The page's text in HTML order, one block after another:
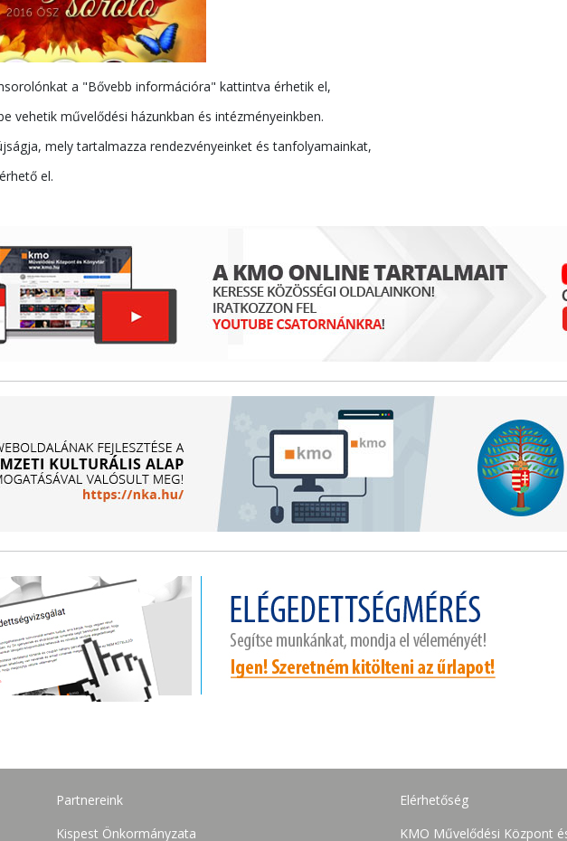
a "Bővebb információra" kattintva érhetik el,
vehetik művelődési házunkban és intézményeinkben.
mely tartalmazza rendezvényeinket és tanfolyamainkat,
érhető el.
Partnereink
Kispest Önkormányzata
Elérhetőség
KMO Művelődési Központ